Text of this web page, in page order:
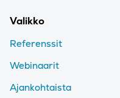
Valikko
Referenssit
Webinaarit
Ajankohtaista